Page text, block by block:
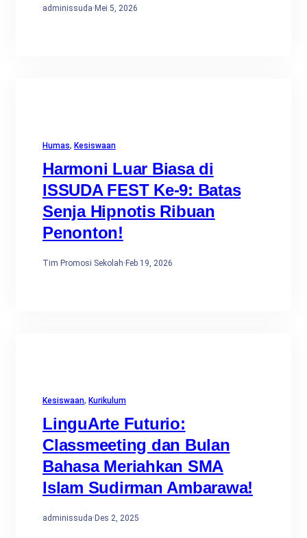
adminissuda· Mei 5, 2026
Humas, Kesiswaan
Harmoni Luar Biasa di
ISSUDA FEST Ke-9: Batas
Senja Hipnotis Ribuan
Penonton!
Tim Promosi Sekolah· Feb 19, 2026
Kesiswaan, Kurikulum
LinguArte Futurio:
Classmeeting dan Bulan
Bahasa Meriahkan SMA
Islam Sudirman Ambarawa!
adminissuda· Des 2, 2025